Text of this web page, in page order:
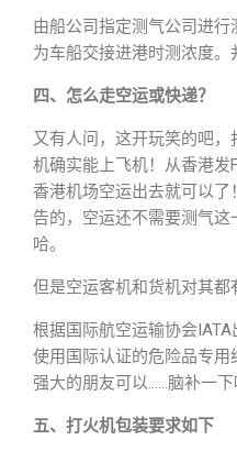
由船公司指定测气公司进
为车船交接进港时测浓度。
四、怎么走空运或快递？
又有人问，这开玩笑的吧
机确实能上飞机！从香港发
香港机场空运出去就可以
告的，空运还不需要测气
哈。
但是空运客机和货机对其都
根据国际航空运输协会
使用国际认证的危险品专用
强大的朋友可以……脑补一下
五、打火机包装要求如下